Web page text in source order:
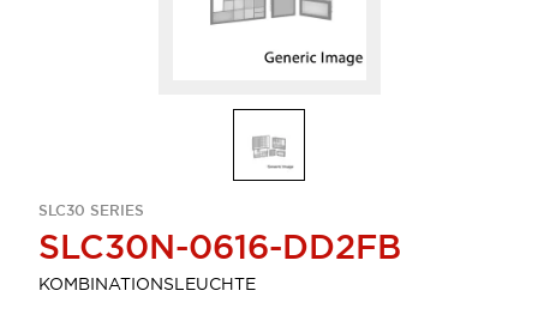
SLC30 SERIES
SLC30N-0616-DD2FB
KOMBINATIONSLEUCHTE